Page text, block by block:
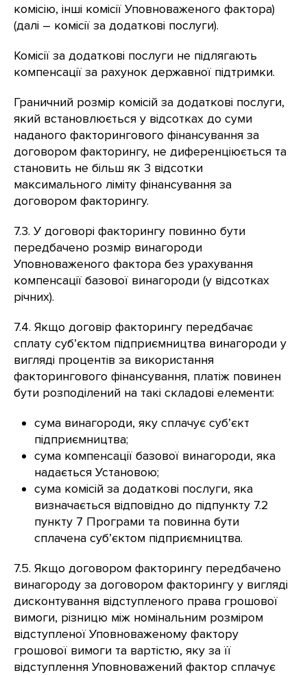
комісію, інші комісії Уповноваженого фактора)
(далі – комісії за додаткові послуги).
Комісії за додаткові послуги не підлягають
компенсації за рахунок державної підтримки.
Граничний розмір комісій за додаткові послуги,
який встановлюється у відсотках до суми
наданого факторингового фінансування за
договором факторингу, не диференціюється та
становить не більш як 3 відсотки
максимального ліміту фінансування за
договором факторингу.
7.3. У договорі факторингу повинно бути
передбачено розмір винагороди
Уповноваженого фактора без урахування
компенсації базової винагороди (у відсотках
річних).
7.4. Якщо договір факторингу передбачає
сплату суб’єктом підприємництва винагороди у
вигляді процентів за використання
факторингового фінансування, платіж повинен
бути розподілений на такі складові елементи:
сума винагороди, яку сплачує суб’єкт
підприємництва;
сума компенсації базової винагороди, яка
надається Установою;
сума комісій за додаткові послуги, яка
визначається відповідно до підпункту 7.2
пункту 7 Програми та повинна бути
сплачена суб’єктом підприємництва.
7.5. Якщо договором факторингу передбачено
винагороду за договором факторингу у вигляді
дисконтування відступленого права грошової
вимоги, різницю між номінальним розміром
відступленої Уповноваженому фактору
грошової вимоги та вартістю, яку за її
відступлення Уповноважений фактор сплачує